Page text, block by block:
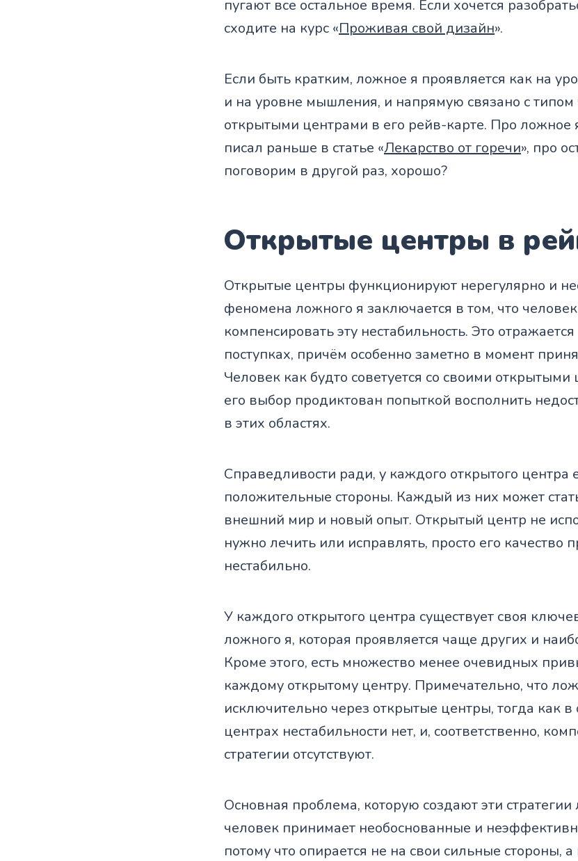
пугают все остальное время. Если хочется
сходите на курс «Проживая свой дизайн».
Если быть кратким, ложное я проявляется как на
и на уровне мышления, и напрямую связано с типом
открытыми центрами в его рейв-карте. Про ложное
писал раньше в статье «Лекарство от горечи», про
поговорим в другой раз, хорошо?
Открытые центры в
Открытые центры функционируют нерегулярно и
феномена ложного я заключается в том, что человек
компенсировать эту нестабильность. Это
поступках, причём особенно заметно в момент
Человек как будто советуется со своими открытыми
его выбор продиктован попыткой восполнить
в этих областях.
Справедливости ради, у каждого открытого центра
положительные стороны. Каждый из них может
внешний мир и новый опыт. Открытый центр не
нужно лечить или исправлять, просто его качество
нестабильно.
У каждого открытого центра существует своя
ложного я, которая проявляется чаще других и
Кроме этого, есть множество менее очевидных
каждому открытому центру. Примечательно, что
исключительно через открытые центры, тогда как
центрах нестабильности нет, и, соответственно,
стратегии отсутствуют.
Основная проблема, которую создают эти
человек принимает необоснованные и
потому что опирается не на свои сильные